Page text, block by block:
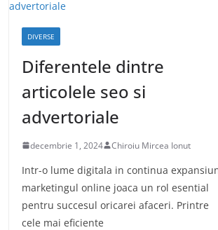
DIVERSE
Diferentele dintre
articolele seo si
advertoriale
decembrie 1, 2024 Chiroiu Mircea Ionut
Intr-o lume digitala in continua
marketingul online joaca un rol esential
pentru succesul oricarei afaceri. Printre
cele mai eficiente